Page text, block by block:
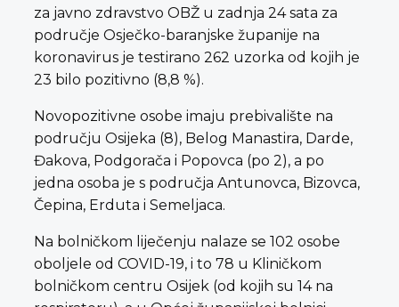
za javno zdravstvo OBŽ u zadnja 24 sata za
područje Osječko-baranjske županije na
koronavirus je testirano 262 uzorka od kojih je
23 bilo pozitivno (8,8 %).
Novopozitivne osobe imaju prebivalište na
području Osijeka (8), Belog Manastira, Darde,
Đakova, Podgorača i Popovca (po 2), a po
jedna osoba je s područja Antunovca, Bizovca,
Čepina, Erduta i Semeljaca.
Na bolničkom liječenju nalaze se 102 osobe
oboljele od COVID-19, i to 78 u Kliničkom
bolničkom centru Osijek (od kojih su 14 na